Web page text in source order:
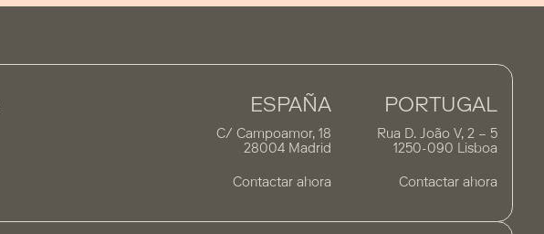
ESPAÑA
C/ Campoamor, 18
28004 Madrid
Contactar ahora
PORTUGAL
Rua D. João V, 2 – 5
1250-090 Lisboa
Contactar ahora